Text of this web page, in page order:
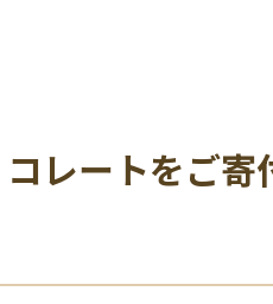
レートをご寄